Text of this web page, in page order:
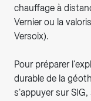
chauffage à
Vernier ou la
Versoix).
Pour préparer
durable de la
s'appuyer sur